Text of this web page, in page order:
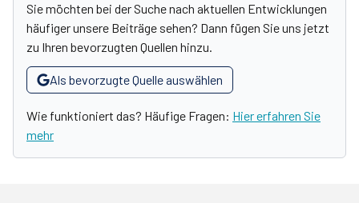
Sie möchten bei der Suche nach aktuellen Entwicklungen
häufiger unsere Beiträge sehen? Dann fügen Sie uns jetzt
zu Ihren bevorzugten Quellen hinzu.
Als bevorzugte Quelle auswählen
Wie funktioniert das? Häufige Fragen: Hier erfahren Sie
mehr